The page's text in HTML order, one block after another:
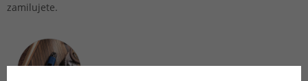
zamilujete.